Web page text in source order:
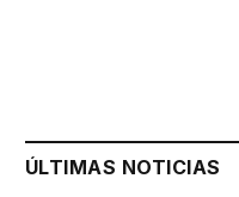
ÚLTIMAS NOTICIAS